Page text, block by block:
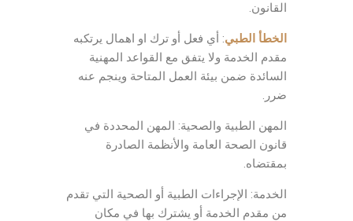
القانون.
الخطأ الطبي: أي فعل أو ترك او اهمال يرتكبه
مقدم الخدمة ولا يتفق مع القواعد المهنية
السائدة ضمن بيئة العمل المتاحة وينجم عنه
ضرر.
المهن الطبية والصحية: المهن المحددة في
قانون الصحة العامة والأنظمة الصادرة
بمقتضاه.
الخدمة: الإجراءات الطبية أو الصحية التي تقدم
من مقدم الخدمة أو يشترك بها في مكان